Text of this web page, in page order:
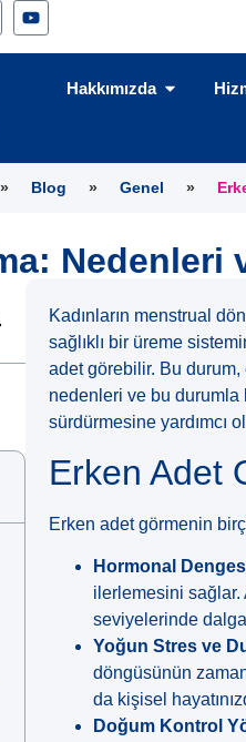
Hakkımızda
» Blog » Genel »
Nedenleri
Kadınların menstrual
sağlıklı bir üreme
adet görebilir. Bu
nedenleri ve bu durumla
sürdürmesine yardımcı
Erken Adet
Erken adet görmenin
Hormonal
ilerlemesini sağlar.
seviyelerinde
Yoğun Stres ve
döngüsünün
da kişisel
Doğum Kontrol